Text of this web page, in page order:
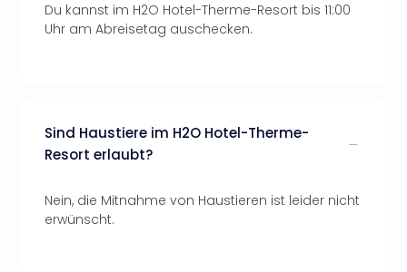
Du kannst im H2O Hotel-Therme-Resort bis 11:00
Uhr am Abreisetag auschecken.
Sind Haustiere im H2O Hotel-Therme-
Resort erlaubt?
Nein, die Mitnahme von Haustieren ist leider nicht
erwünscht.